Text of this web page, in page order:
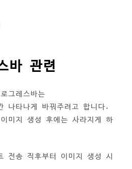
바 관련
그레스바는
나타나게 바꿔주려고 합니다.
미지 생성 후에는 사라지게 하
전송 직후부터 이미지 생성 시